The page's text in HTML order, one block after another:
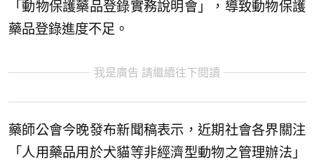
「動物保護藥品登錄實務說明會」，導致動物保護
藥品登錄進度不足。
我是廣告 請繼續往下閱讀
藥師公會今晚發布新聞稿表示，近期社會各界關注
「人用藥品用於犬貓等非經濟型動物之管理辦法」